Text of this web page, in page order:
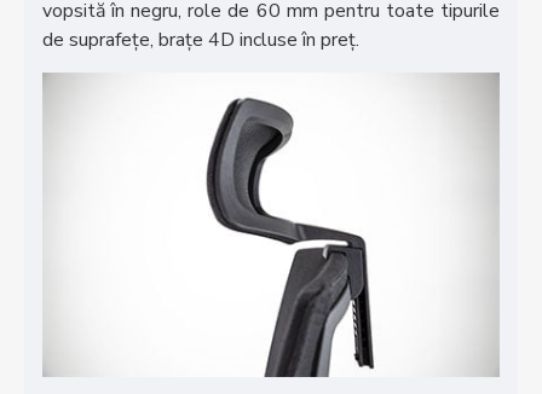
vopsită în negru, role de 60 mm pentru toate tipurile
de suprafețe, brațe 4D incluse în preț.